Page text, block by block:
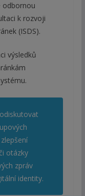
k rozvoji
(ISDS).
výsledků
otázky
zpráv
identity.